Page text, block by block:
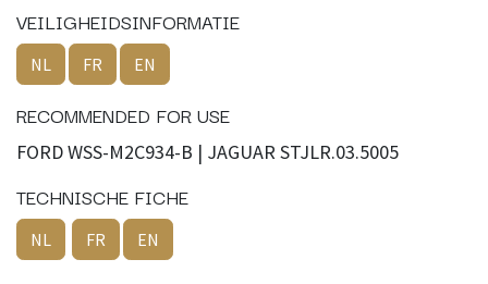
VEILIGHEIDSINFORMATIE
NL FR EN
RECOMMENDED FOR USE
FORD WSS-M2C934-B | JAGUAR STJLR.03.5005
TECHNISCHE FICHE
NL FR EN